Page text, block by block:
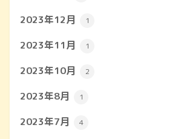
2023年12月 1
2023年11月 1
2023年10月 2
2023年8月 1
2023年7月 4